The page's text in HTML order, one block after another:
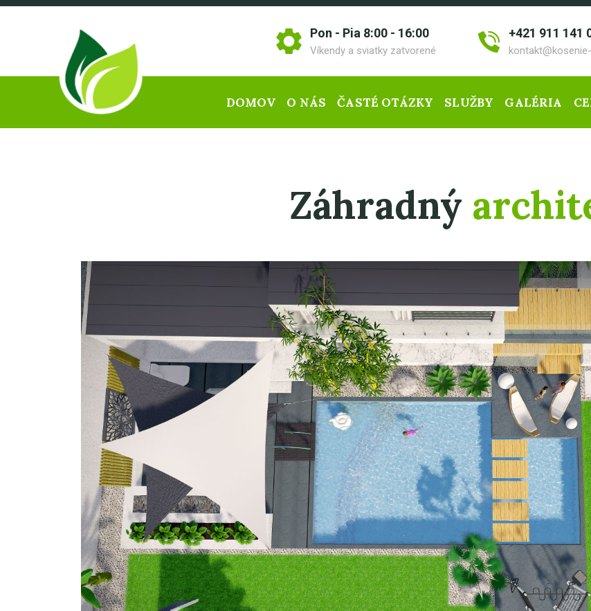
Pon - Pia 8:00 - 16:00
Víkendy a sviatky zatvorené
+421 911 141
DOMOV O NÁS ČASTÉ OTÁZKY SLUŽBY GALÉRIA
Záhradný